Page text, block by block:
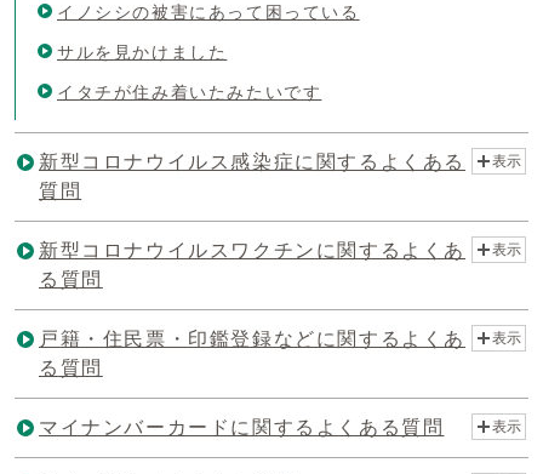
イノシシの被害にあって困っている
サルを見かけました
イタチが住み着いたみたいです
新型コロナウイルス感染症に関するよくある
質問
表示
新型コロナウイルスワクチンに関するよくあ
る質問
表示
戸籍・住民票・印鑑登録などに関するよくあ
る質問
表示
マイナンバーカードに関するよくある質問 表示